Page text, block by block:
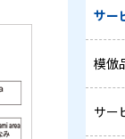
サー
模倣
サー